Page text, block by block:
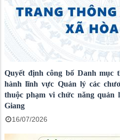
Quyết định công bố Danh mục
hành lĩnh vực Quản lý các
thuộc phạm vi chức năng
Giang
16/07/2026